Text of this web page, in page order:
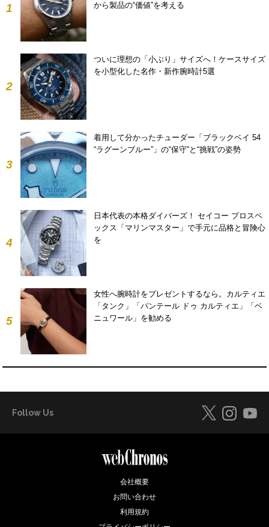
1
から製品の“価値”を考える
2
ついに理想の「小ぶり」サイズへ！ケースサイズ
を小型化した名作・新作腕時計5選
3
着用して分かったチューダー「ブラックベイ 54
“ラグーンブルー”」の“保守”と“挑戦”の姿勢
4
日本代表の本格ダイバーズ！ セイコー プロスペ
ックス「マリンマスター」で手元に品格と冒険心
を
5
女性へ腕時計をプレゼントするなら。カルティエ
「タンク」「パンテール ドゥ カルティエ」「ベ
ニュワール」を勧める
Follow Us
会社概要
お問い合わせ
利用規約